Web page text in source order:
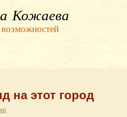
Кожаева
на этот город